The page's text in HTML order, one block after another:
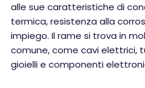
alle sue caratteristiche di
termica, resistenza alla
impiego. Il rame si trova in
comune, come cavi elettrici,
gioielli e componenti